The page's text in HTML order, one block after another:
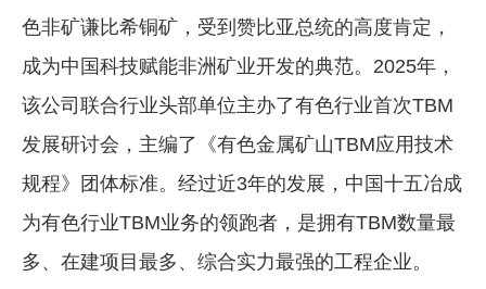
色非矿谦比希铜矿，受到赞比亚总统的高度肯定，
成为中国科技赋能非洲矿业开发的典范。2025年，
该公司联合行业头部单位主办了有色行业首次TBM
发展研讨会，主编了《有色金属矿山TBM应用技术
规程》团体标准。经过近3年的发展，中国十五冶成
为有色行业TBM业务的领跑者，是拥有TBM数量最
多、在建项目最多、综合实力最强的工程企业。